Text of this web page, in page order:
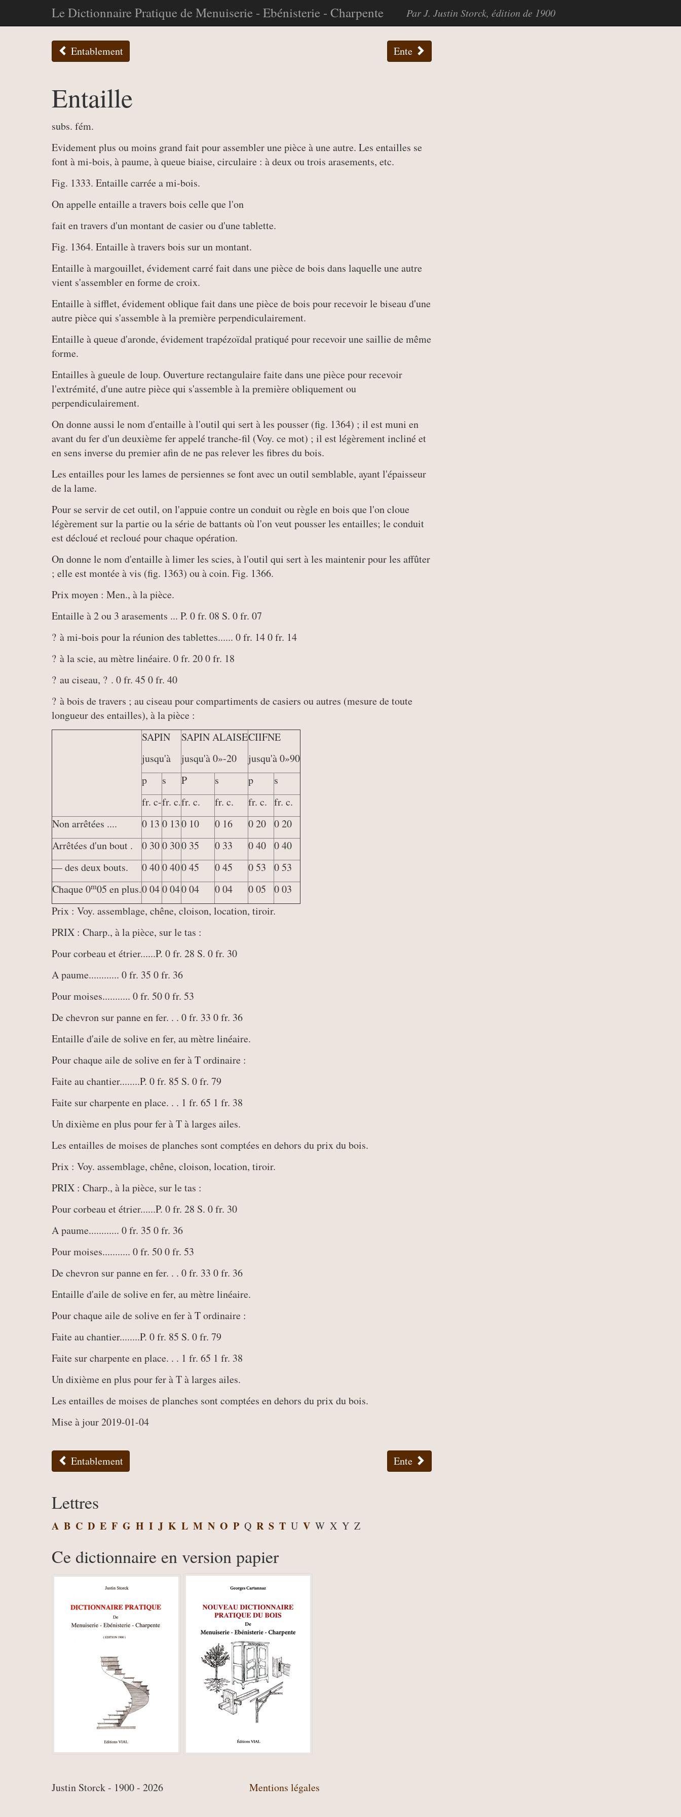
Le Dictionnaire Pratique de Menuiserie - Ebénisterie - Charpente Par J. Justin Storck, édition de 1900
Entablement Ente
Entaille
subs. fém.
Evidement plus ou moins grand fait pour assembler une pièce à une autre. Les entailles se
font à mi-bois, à paume, à queue biaise, circulaire : à deux ou trois arasements, etc.
Fig. 1333. Entaille carrée a mi-bois.
On appelle entaille a travers bois celle que l'on
fait en travers d'un montant de casier ou d'une tablette.
Fig. 1364. Entaille à travers bois sur un montant.
Entaille à margouillet, évidement carré fait dans une pièce de bois dans laquelle une autre
vient s'assembler en forme de croix.
Entaille à sifflet, évidement oblique fait dans une pièce de bois pour recevoir le biseau d'une
autre pièce qui s'assemble à la première perpendiculairement.
Entaille à queue d'aronde, évidement trapézoïdal pratiqué pour recevoir une saillie de même
forme.
Entailles à gueule de loup. Ouverture rectangulaire faite dans une pièce pour recevoir
l'extrémité, d'une autre pièce qui s'assemble à la première obliquement ou
perpendiculairement.
On donne aussi le nom d'entaille à l'outil qui sert à les pousser (fig. 1364) ; il est muni en
avant du fer d'un deuxième fer appelé tranche-fil (Voy. ce mot) ; il est légèrement incliné et
en sens inverse du premier afin de ne pas relever les fibres du bois.
Les entailles pour les lames de persiennes se font avec un outil semblable, ayant l'épaisseur
de la lame.
Pour se servir de cet outil, on l'appuie contre un conduit ou règle en bois que l'on cloue
légèrement sur la partie ou la série de battants où l'on veut pousser les entailles; le conduit
est décloué et recloué pour chaque opération.
On donne le nom d'entaille à limer les scies, à l'outil qui sert à les maintenir pour les affûter
; elle est montée à vis (fig. 1363) ou à coin. Fig. 1366.
Prix moyen : Men., à la pièce.
Entaille à 2 ou 3 arasements ... P. 0 fr. 08 S. 0 fr. 07
? à mi-bois pour la réunion des tablettes...... 0 fr. 14 0 fr. 14
? à la scie, au mètre linéaire. 0 fr. 20 0 fr. 18
? au ciseau, ? . 0 fr. 45 0 fr. 40
? à bois de travers ; au ciseau pour compartiments de casiers ou autres (mesure de toute
longueur des entailles), à la pièce :
SAPIN
jusqu'à
SAPIN ALAISE
jusqu'à 0»-20
CIIFNE
jusqu'à 0»90
p
s P s p
s
fr. c-fr. c.fr. c. fr. c. fr. c. fr. c.
Non arrêtées ....
0 13 0 130 10 0 16 0 20 0 20
Arrêtées d'un bout .
0 300 300 35 0 33 0 40 0 40
— des deux bouts.
0 400 400 45 0 45 0 53
0 53
Chaque 0m05 en plus.0 040 040 04 0 04 0 05
0 03
Prix : Voy. assemblage, chêne, cloison, location, tiroir.
PRIX : Charp., à la pièce, sur le tas :
Pour corbeau et étrier......P. 0 fr. 28 S. 0 fr. 30
A paume............ 0 fr. 35 0 fr. 36
Pour moises........... 0 fr. 50 0 fr. 53
De chevron sur panne en fer. . . 0 fr. 33 0 fr. 36
Entaille d'aile de solive en fer, au mètre linéaire.
Pour chaque aile de solive en fer à T ordinaire :
Faite au chantier........P. 0 fr. 85 S. 0 fr. 79
Faite sur charpente en place. . . 1 fr. 65 1 fr. 38
Un dixième en plus pour fer à T à larges ailes.
Les entailles de moises de planches sont comptées en dehors du prix du bois.
Prix : Voy. assemblage, chêne, cloison, location, tiroir.
PRIX : Charp., à la pièce, sur le tas :
Pour corbeau et étrier......P. 0 fr. 28 S. 0 fr. 30
A paume............ 0 fr. 35 0 fr. 36
Pour moises........... 0 fr. 50 0 fr. 53
De chevron sur panne en fer. . . 0 fr. 33 0 fr. 36
Entaille d'aile de solive en fer, au mètre linéaire.
Pour chaque aile de solive en fer à T ordinaire :
Faite au chantier........P. 0 fr. 85 S. 0 fr. 79
Faite sur charpente en place. . . 1 fr. 65 1 fr. 38
Un dixième en plus pour fer à T à larges ailes.
Les entailles de moises de planches sont comptées en dehors du prix du bois.
Mise à jour 2019-01-04
Entablement Ente
Lettres
A B C D E F G H I J K L M N O P Q R S T U V W X Y Z
Ce dictionnaire en version papier
Justin Storck - 1900 - 2026 Mentions légales